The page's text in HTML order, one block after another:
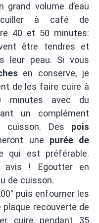
volume d’eau
à café de
40 et 50 minutes:
être tendres et
leur peau. Si vous
en conserve, je
de les faire cuire à
minutes avec du
un complément
cuisson. Des pois
une purée de
qui est préférable.
avis ! Egoutter en
de cuisson.
puis enfourner les
plaque recouverte de
cuire pendant 35